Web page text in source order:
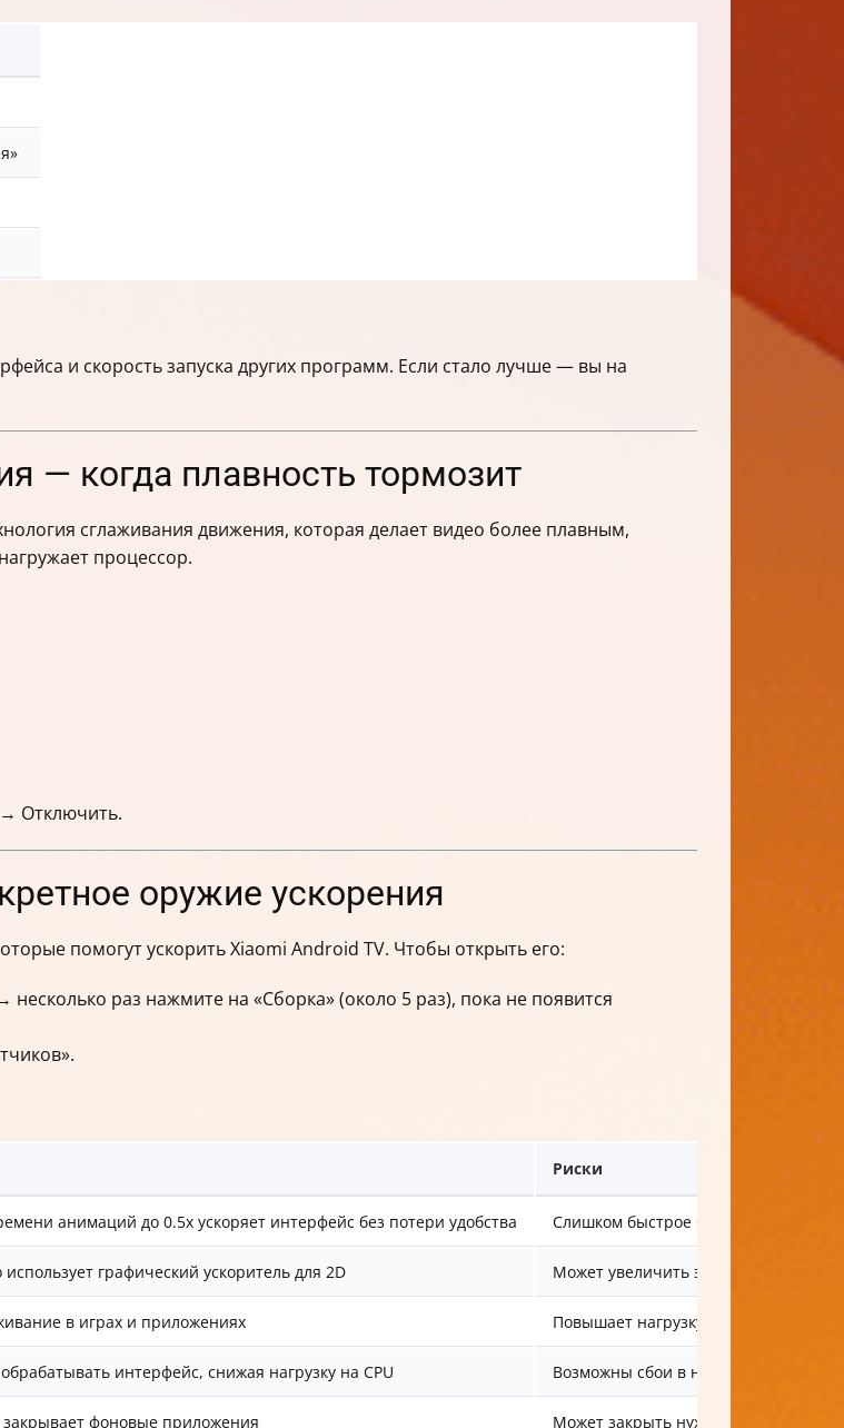
и скорость запуска других программ. Если стало лучше — вы на
— когда плавность тормозит
сглаживания движения, которая делает видео более плавным,
процессор.
Отключить.
оружие ускорения
помогут ускорить Xiaomi Android TV. Чтобы открыть его:
раз нажмите на «Сборка» (около 5 раз), пока не появится
Риски
анимаций до 0.5x ускоряет интерфейс без потери удобства Слишком быстрое отключение
графический ускоритель для 2D Может увеличить
в играх и приложениях Повышает нагрузку на GPU
интерфейс, снижая нагрузку на CPU Возможны сбои в некоторых
закрывает фоновые приложения Может закрыть нужные процессы